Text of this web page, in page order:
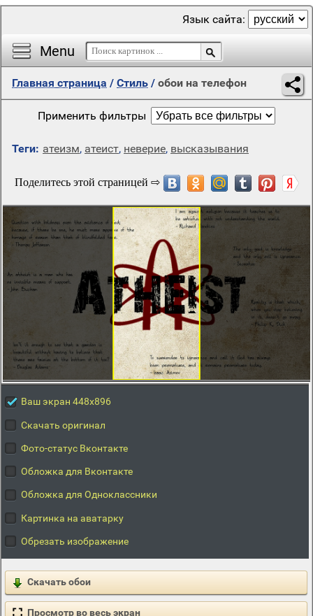
Menu
Язык сайта:
Главная страница / Стиль / обои на телефон
Применить фильтры
Теги: атеизм, атеист, неверие, высказывания
Ваш экран 448x896
Скачать оригинал
Фото-статус Вконтакте
Обложка для Вконтакте
Обложка для Одноклассники
Картинка на аватарку
Обрезать изображение
Скачать обои
Просмотр во весь экран